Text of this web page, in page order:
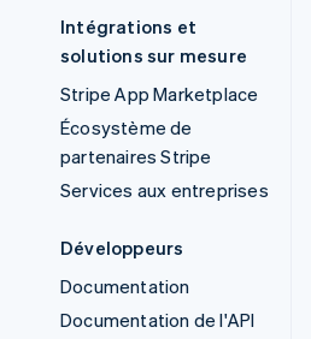
Intégrations et
solutions sur mesure
Stripe App Marketplace
Écosystème de
partenaires Stripe
Services aux entreprises
Développeurs
Documentation
Documentation de l'API